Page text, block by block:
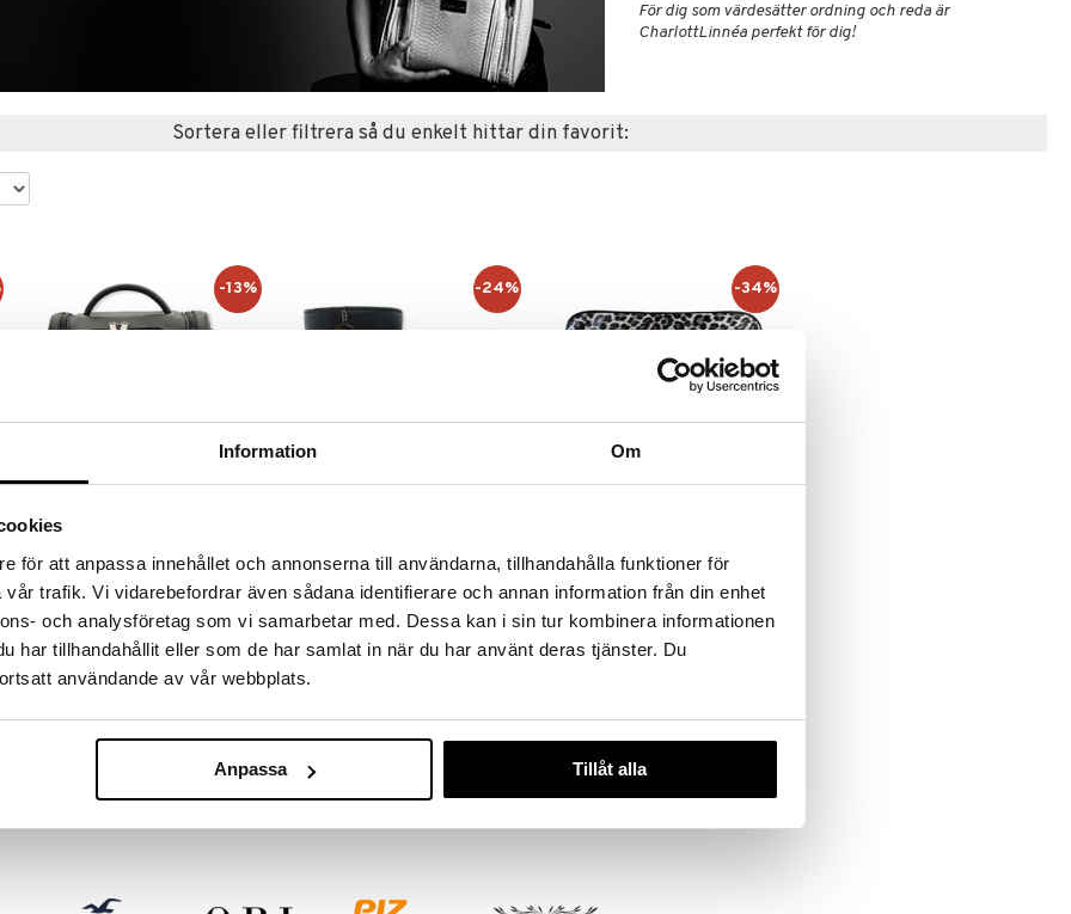
Information Om
för att anpassa innehållet och annonserna till användarna, tillhandahålla funktioner för
trafik. Vi vidarebefordrar även sådana identifierare och annan information från din enhet
och analysföretag som vi samarbetar med. Dessa kan i sin tur kombinera informationen
har tillhandahållit eller som de har samlat in när du har använt deras tjänster. Du
användande av vår webbplats.
Anpassa Tillåt alla
För dig som värdesätter ordning och reda är
CharlottLinnéa perfekt för dig!
Sortera eller filtrera så du enkelt hittar din favorit:
Black Diamond Universal
CHARLOTTLINNÉA
655 kr (ord.755 kr)
-13%
CHARLOTTLINNÉA
75 kr (ord.99kr)
-24%
CHARLOTTLINNÉA
99 kr (ord.149 kr)
-34%